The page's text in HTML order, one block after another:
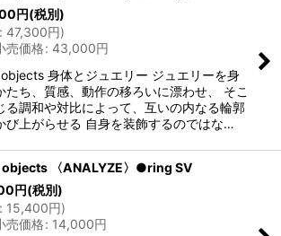
円(税別)
: 47,300円)
売価格: 43,000円
身体とジュエリー ジュエリーを身
たち、質感、動作の移ろいに漂わせ、 そこ
る調和や対比によって、互いの内なる輪郭
び上がらせる 自身を装飾するのではな…
〈ANALYZE〉●ring SV
円(税別)
: 15,400円)
売価格: 14,000円